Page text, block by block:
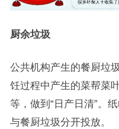
厨余垃圾
公共机构产生的餐厨垃
饪过程中产生的菜帮菜
等，做到“日产日清”。
与餐厨垃圾分开投放。